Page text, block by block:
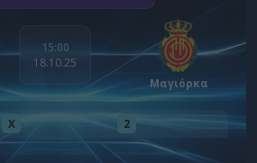
15:00
18.10.25
Μαγιόρκα
X 2